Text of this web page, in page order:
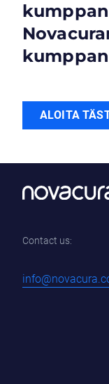
ALOITA
Contact us: